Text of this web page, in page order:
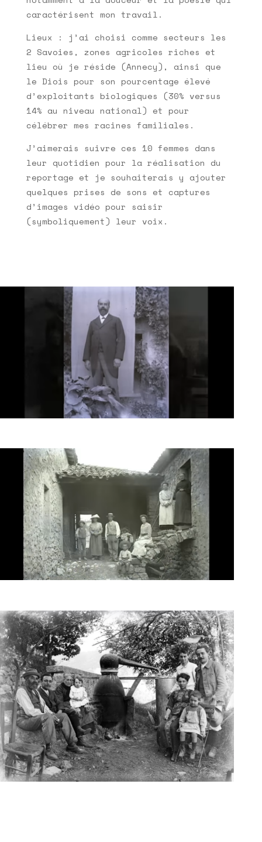
caractérisent mon travail.
Lieux : j’ai choisi comme secteurs les
2 Savoies, zones agricoles riches et
lieu où je réside (Annecy), ainsi que
le Diois pour son pourcentage élevé
d’exploitants biologiques (30% versus
14% au niveau national) et pour
célébrer mes racines familiales.
J’aimerais suivre ces 10 femmes dans
leur quotidien pour la réalisation du
reportage et je souhaiterais y ajouter
quelques prises de sons et captures
d’images vidéo pour saisir
(symboliquement) leur voix.